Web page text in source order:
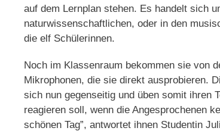
auf dem Lernplan stehen. Es handelt sich
naturwissenschaftlichen, oder in den
die elf Schülerinnen.
Noch im Klassenraum bekommen sie von
Mikrophonen, die sie direkt ausprobieren.
sich nun gegenseitig und üben somit ihren
reagieren soll, wenn die Angesprochenen
schönen Tag”, antwortet ihnen Studentin